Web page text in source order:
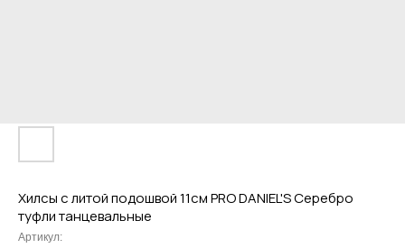
Имя
Хилсы с литой подошвой 11см PRO DANIEL'S Серебро
туфли танцевальные
Артикул: